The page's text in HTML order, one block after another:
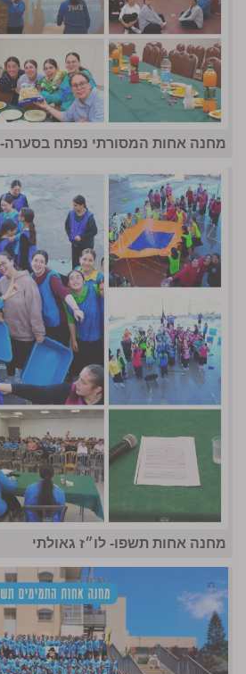
מחנה אחות המסורתי נפתח בסערה-
מחנה אחות תשפו- לו״ז גאולתי